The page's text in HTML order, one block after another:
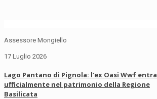
Assessore Mongiello
17 Luglio 2026
Lago Pantano di Pignola: l’ex Oasi Wwf entra
ufficialmente nel patrimonio della Regione
Basilicata